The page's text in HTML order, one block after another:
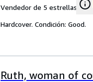
Vendedor de 5 estrellas
Hardcover. Condición: Good.
Ruth, woman of